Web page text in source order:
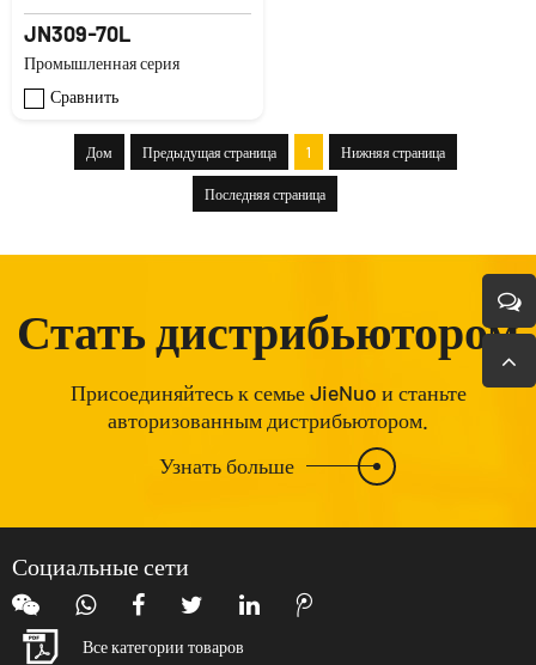
JN309-70L
Промышленная серия
Сравнить
Дом Предыдущая страница 1 Нижняя страница
Последняя страница
Стать дистрибьютором
Присоединяйтесь к семье JieNuo и станьте
авторизованным дистрибьютором.
Узнать больше
Социальные сети
Все категории товаров